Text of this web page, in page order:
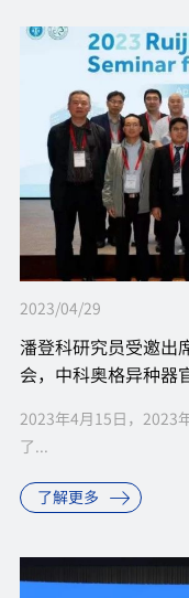
2023/04/29
潘登科研究员受邀出
会，中科奥格异种器
2023年4月15日，2023
了...
了解更多